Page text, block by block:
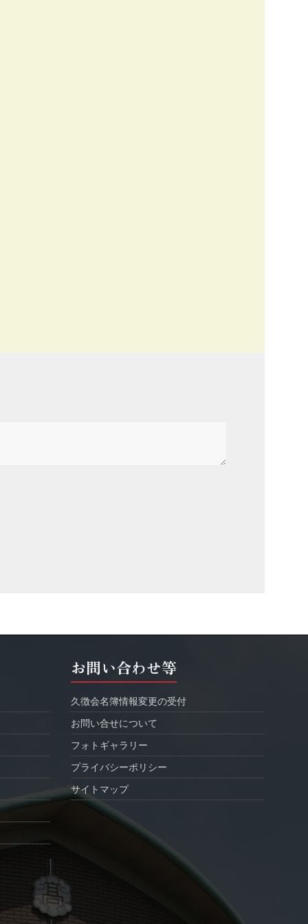
お問い合わせ等
久徴会名簿情報変更の受付
お問い合せについて
フォトギャラリー
プライバシーポリシー
サイトマップ